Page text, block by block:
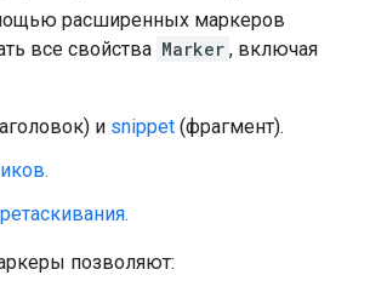
расширенных маркеров
все свойства Marker , включая
и snippet (фрагмент).
позволяют: